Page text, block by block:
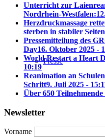
Presse
Unterricht zur
Nordrhein-Westfalen:
Herzdruckmassage
sterben in stabiler
Pressemitteilung des
Day16. Oktober 2025 -
World Restart a Heart
10:19
Reanimation an
Schritt9. Juli 2025 -
Über 650 Teilnehmende
Newsletter
Vorname